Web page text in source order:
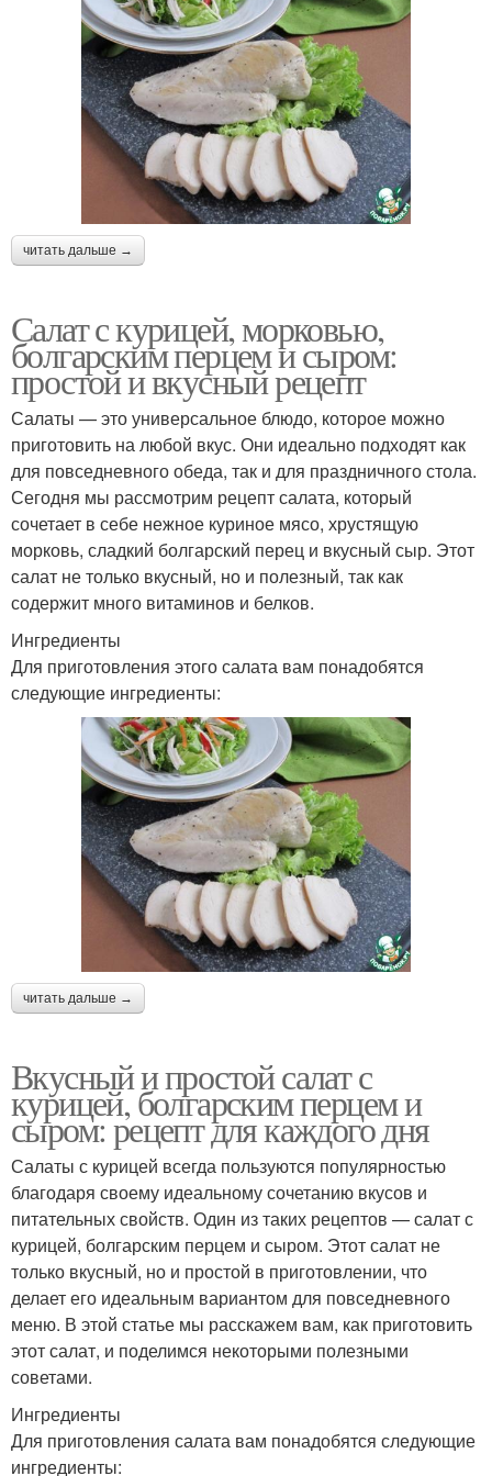
читать дальше →
Салат с курицей, морковью,
болгарским перцем и сыром:
простой и вкусный рецепт
Салаты — это универсальное блюдо, которое можно
приготовить на любой вкус. Они идеально подходят как
для повседневного обеда, так и для праздничного стола.
Сегодня мы рассмотрим рецепт салата, который
сочетает в себе нежное куриное мясо, хрустящую
морковь, сладкий болгарский перец и вкусный сыр. Этот
салат не только вкусный, но и полезный, так как
содержит много витаминов и белков.
Ингредиенты
Для приготовления этого салата вам понадобятся
следующие ингредиенты:
читать дальше →
Вкусный и простой салат с
курицей, болгарским перцем и
сыром: рецепт для каждого дня
Салаты с курицей всегда пользуются популярностью
благодаря своему идеальному сочетанию вкусов и
питательных свойств. Один из таких рецептов — салат с
курицей, болгарским перцем и сыром. Этот салат не
только вкусный, но и простой в приготовлении, что
делает его идеальным вариантом для повседневного
меню. В этой статье мы расскажем вам, как приготовить
этот салат, и поделимся некоторыми полезными
советами.
Ингредиенты
Для приготовления салата вам понадобятся следующие
ингредиенты: